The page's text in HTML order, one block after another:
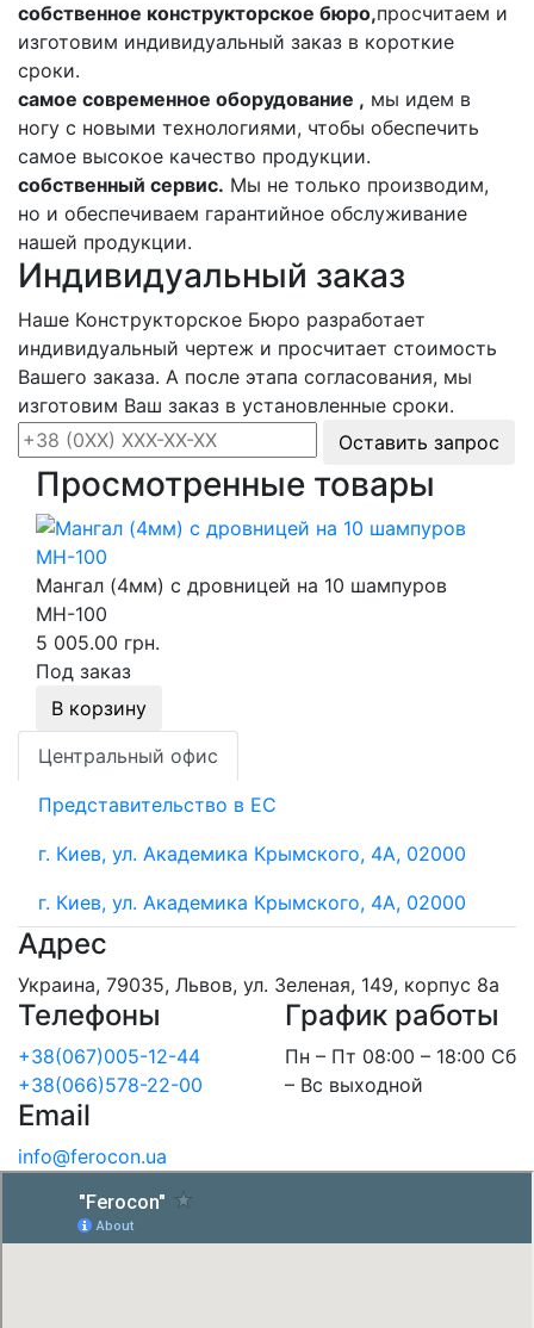
собственное конструкторское бюро,просчитаем и
изготовим индивидуальный заказ в короткие
сроки.
самое современное оборудование , мы идем в
ногу с новыми технологиями, чтобы обеспечить
самое высокое качество продукции.
собственный сервис. Мы не только производим,
но и обеспечиваем гарантийное обслуживание
нашей продукции.
Индивидуальный заказ
Наше Конструкторское Бюро разработает
индивидуальный чертеж и просчитает стоимость
Вашего заказа. А после этапа согласования, мы
изготовим Ваш заказ в установленные сроки.
Оставить запрос
Просмотренные товары
Мангал (4мм) с дровницей на 10 шампуров
МН-100
5 005.00 грн.
Под заказ
В корзину
Центральный офис
Представительство в ЕС
г. Киев, ул. Академика Крымского, 4А, 02000
г. Киев, ул. Академика Крымского, 4А, 02000
Адрес
Украина, 79035, Львов, ул. Зеленая, 149, корпус 8а
Телефоны
+38(067)005-12-44
+38(066)578-22-00
График работы
Пн – Пт 08:00 – 18:00 Сб
– Вс выходной
Email
info@ferocon.ua